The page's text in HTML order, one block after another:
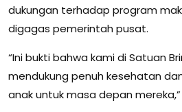
dukungan terhadap program
digagas pemerintah pusat.
“Ini bukti bahwa kami di Satuan
mendukung penuh kesehatan
anak untuk masa depan